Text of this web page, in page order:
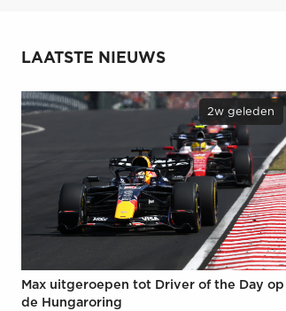
LAATSTE NIEUWS
2w geleden
Max uitgeroepen tot Driver of the Day op
de Hungaroring